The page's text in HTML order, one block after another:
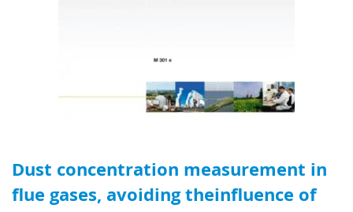
Dust concentration measurement in
flue gases, avoiding theinfluence of